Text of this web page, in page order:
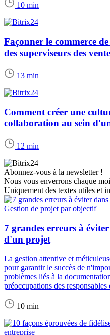
10 min
Façonner le commerce
des superviseurs des
13 min
Comment créer une
collaboration au sein
12 min
Abonnez-vous à la newsletter !
Nous vous enverrons chaque
Uniquement des textes utiles et
Gestion de projet par objectif
7 grandes erreurs à
d'un projet
La gestion attentive et
pour garantir le succès de
problèmes liés à la
préoccupations des responsables
10 min